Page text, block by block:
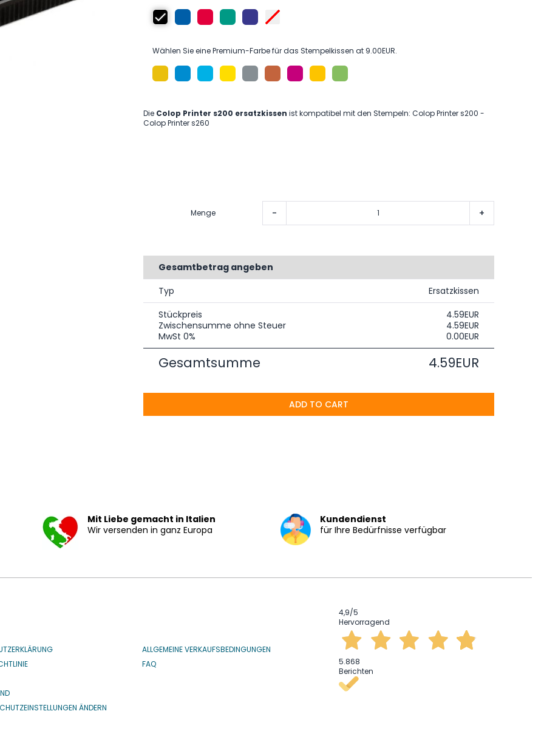
Wählen Sie eine Premium-Farbe für das Stempelkissen at 9.00EUR.
Die Colop Printer s200 ersatzkissen ist kompatibel mit den Stempeln: Colop Printer s200 -
Colop Printer s260
Menge - +
Gesamtbetrag angeben
Typ
Ersatzkissen
Stückpreis
4.59EUR
Zwischensumme ohne Steuer
4.59EUR
MwSt 0%
0.00EUR
Gesamtsumme 4.59EUR
ADD TO CART
Mit Liebe gemacht in Italien
Wir versenden in ganz Europa
Kundendienst
für Ihre Bedürfnisse verfügbar
ÄNDERN
ALLGEMEINE VERKAUFSBEDINGUNGEN
FAQ
4,9/5
Hervorragend
5.868
Berichten